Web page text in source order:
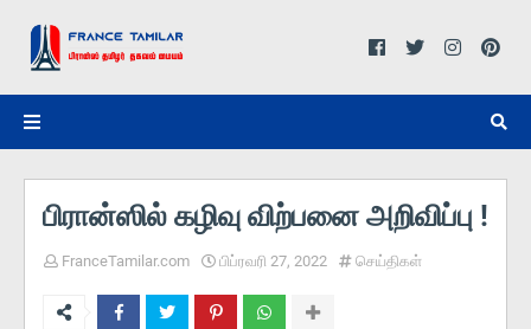
பிரான்ஸில் கழிவு விற்பனை அறிவிப்பு !
FranceTamilar.com பிப்ரவரி 27, 2022 செய்திகள்